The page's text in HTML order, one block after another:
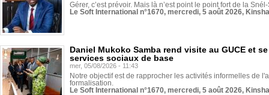
Gérer, c’est prévoir. Mais là n’est point le point fort de la
Le Soft International n°1670, mercredi, 5 août 2026,
Daniel Mukoko Samba rend visite au GUCE et
services sociaux de base
mer, 05/08/2026 - 11:43
Notre objectif est de rapprocher les activités informelles de
formalisation.
Le Soft International n°1670, mercredi, 5 août 2026,